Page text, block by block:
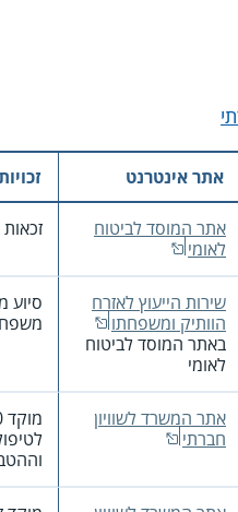
אתר אינטרנט
אתר המוסד לביטוח
לאומי
שירות הייעוץ לאזרח
הוותיק ומשפחתו
באתר המוסד לביטוח
לאומי
סיוע
אתר המשרד לשוויון
חברתי
מוקד